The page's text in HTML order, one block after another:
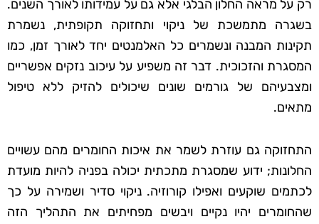
רק על מראה החלון הבלגי אלא גם על עמידותו לאורך השנים.
בשגרה מתמשכת של ניקוי ותחזוקה תקופתית, נשמרת
תקינות המבנה ונשמרים כל האלמנטים יחד לאורך זמן, כמו
המסגרת והזכוכית. דבר זה משפיע על עיכוב נזקים אפשריים
ומצבעיהם של גורמים שונים שיכולים להזיק ללא טיפול
מתאים.
התחזוקה גם עוזרת לשמר את איכות החומרים מהם עשויים
החלונות; ידוע שמסגרת מתכתית יכולה בפניה להיות מועדת
לכתמים שוקעים ואפילו קורוזיה. ניקוי סדיר ושמירה על כך
שהחומרים יהיו נקיים ויבשים מפחיתים את התהליך הזה